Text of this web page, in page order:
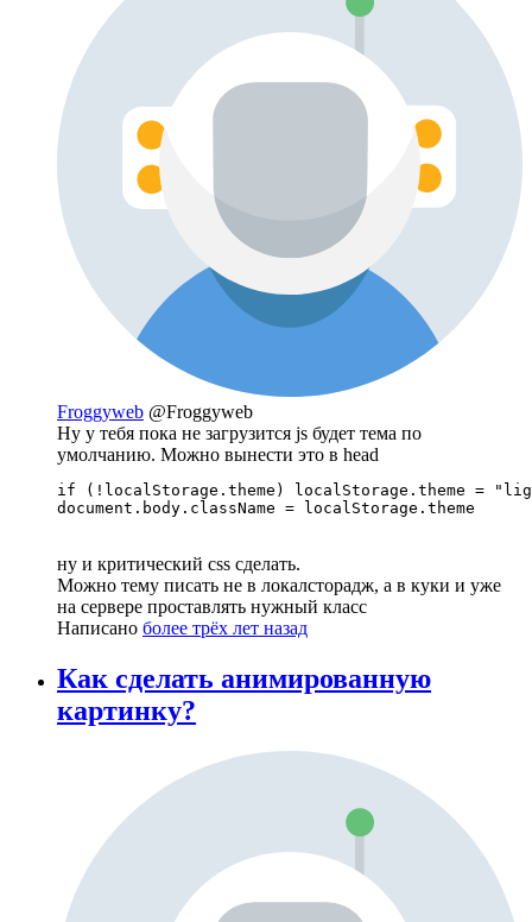
Froggyweb @Froggyweb
Ну у тебя пока не загрузится js будет тема по
умолчанию. Можно вынести это в head
if (!localStorage.theme) localStorage.theme =
document.body.className = localStorage.theme
ну и критический css сделать.
Можно тему писать не в локалсторадж, а в куки и уже
на сервере проставлять нужный класс
Написано более трёх лет назад
Как сделать анимированную
картинку?